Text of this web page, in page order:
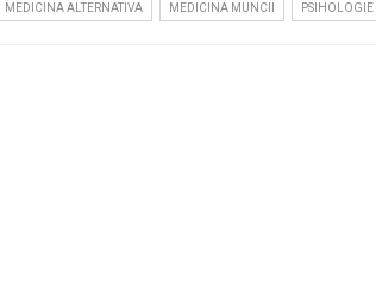
MEDICINA ALTERNATIVA MEDICINA MUNCII PSIHOLOGIE